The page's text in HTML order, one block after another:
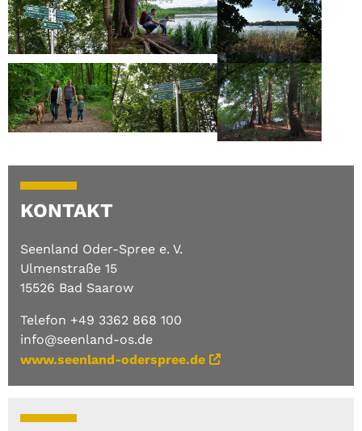
genutzt werden. Start ist einer der
Parkplätze an der Fangschleusenstraße,
sofern die Wanderung in Erkner losgehen
soll.
Der südliche Parkplatz an der
Fangschleusenstraße ist bis Oktober 2026
Schuhwerk.
Der südliche Parkplatz an der
Fangschleusenstraße ist bis Oktober 2026
fast vollständig gesperrt.
KONTAKT
Seenland Oder-Spree e. V.
Ulmenstraße 15
15526 Bad Saarow
Telefon +49 3362 868 100
info@seenland-os.de
www.seenland-oderspree.de